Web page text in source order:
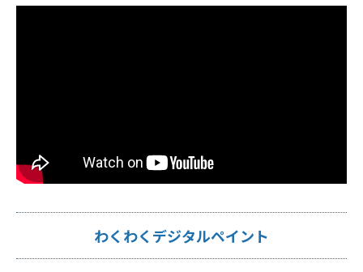
わくわくデジタルペイント